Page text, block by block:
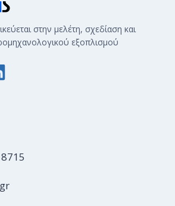
στην μελέτη, σχεδίαση και
εξοπλισμού